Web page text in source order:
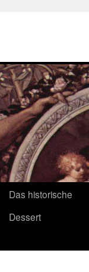
Das historische
Dessert